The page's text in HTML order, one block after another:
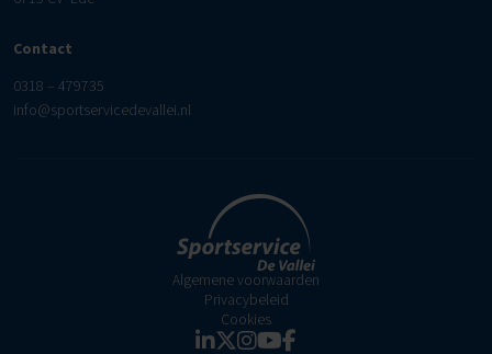
Contact
0318 – 479735
info@sportservicedevallei.nl
Algemene voorwaarden
Privacybeleid
Cookies